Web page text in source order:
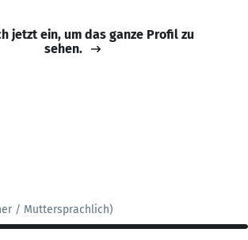
jetzt ein, um das ganze Profil zu
sehen.
/ Muttersprachlich)